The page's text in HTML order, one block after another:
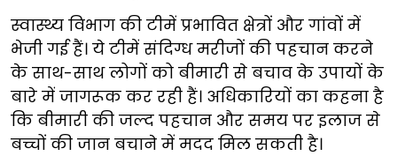
स्वास्थ्य विभाग की टीमें प्रभावित क्षेत्रों और गांवों में
भेजी गई हैं। ये टीमें संदिग्ध मरीजों की पहचान करने
के साथ-साथ लोगों को बीमारी से बचाव के उपायों के
बारे में जागरूक कर रही हैं। अधिकारियों का कहना है
कि बीमारी की जल्द पहचान और समय पर इलाज से
बच्चों की जान बचाने में मदद मिल सकती है।